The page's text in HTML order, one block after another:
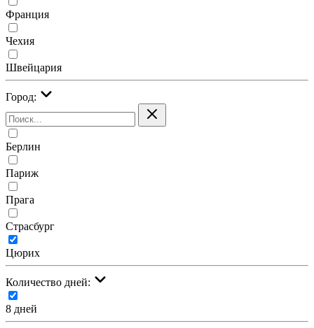
Франция
Чехия
Швейцария
Город:
Берлин
Париж
Прага
Страсбург
Цюрих
Количество дней:
8 дней